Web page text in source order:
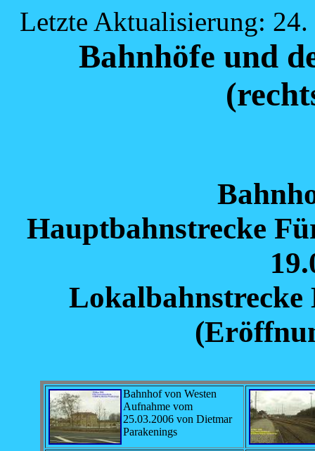
Letzte Aktualisierung: 24.
Bahnhöfe und
Hauptbahnstrecke
Lokalbahnstrecke
Bahnhof von Westen
Aufnahme vom
25.03.2006 von Dietmar
Parakenings